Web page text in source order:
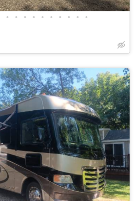
• • • • • • • • • •